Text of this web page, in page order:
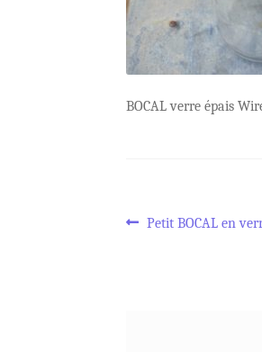
BOCAL verre épais
Navigation
Article
Petit BOCAL en